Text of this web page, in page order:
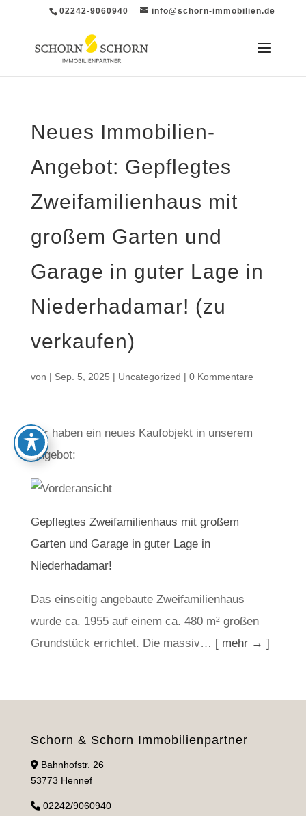
02242-9060940 info@schorn-immobilien.de
Neues Immobilien-
Angebot: Gepflegtes
Zweifamilienhaus mit
großem Garten und
Garage in guter Lage in
Niederhadamar! (zu
verkaufen)
von | Sep. 5, 2025 | Uncategorized | 0 Kommentare
Wir haben ein neues Kaufobjekt in unserem
Angebot:
Gepflegtes Zweifamilienhaus mit großem
Garten und Garage in guter Lage in
Niederhadamar!
Das einseitig angebaute Zweifamilienhaus
wurde ca. 1955 auf einem ca. 480 m² großen
Grundstück errichtet. Die massiv… [ mehr → ]
Schorn & Schorn Immobilienpartner
Bahnhofstr. 26
53773 Hennef
02242/9060940